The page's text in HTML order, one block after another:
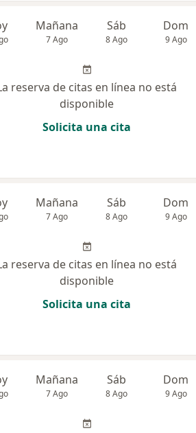
Mañana
7 Ago
Sáb
8 Ago
Dom
9 Ago
reserva de citas en línea no está
disponible
Solicita una cita
Mañana
7 Ago
Sáb
8 Ago
Dom
9 Ago
reserva de citas en línea no está
disponible
Solicita una cita
Mañana
7 Ago
Sáb
8 Ago
Dom
9 Ago